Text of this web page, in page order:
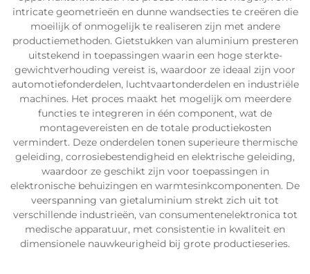
intricate geometrieën en dunne wandsecties te creëren die
moeilijk of onmogelijk te realiseren zijn met andere
productiemethoden. Gietstukken van aluminium presteren
uitstekend in toepassingen waarin een hoge sterkte-
gewichtverhouding vereist is, waardoor ze ideaal zijn voor
automotiefonderdelen, luchtvaartonderdelen en industriële
machines. Het proces maakt het mogelijk om meerdere
functies te integreren in één component, wat de
montagevereisten en de totale productiekosten
vermindert. Deze onderdelen tonen superieure thermische
geleiding, corrosiebestendigheid en elektrische geleiding,
waardoor ze geschikt zijn voor toepassingen in
elektronische behuizingen en warmtesinkcomponenten. De
veerspanning van gietaluminium strekt zich uit tot
verschillende industrieën, van consumentenelektronica tot
medische apparatuur, met consistentie in kwaliteit en
dimensionele nauwkeurigheid bij grote productieseries.